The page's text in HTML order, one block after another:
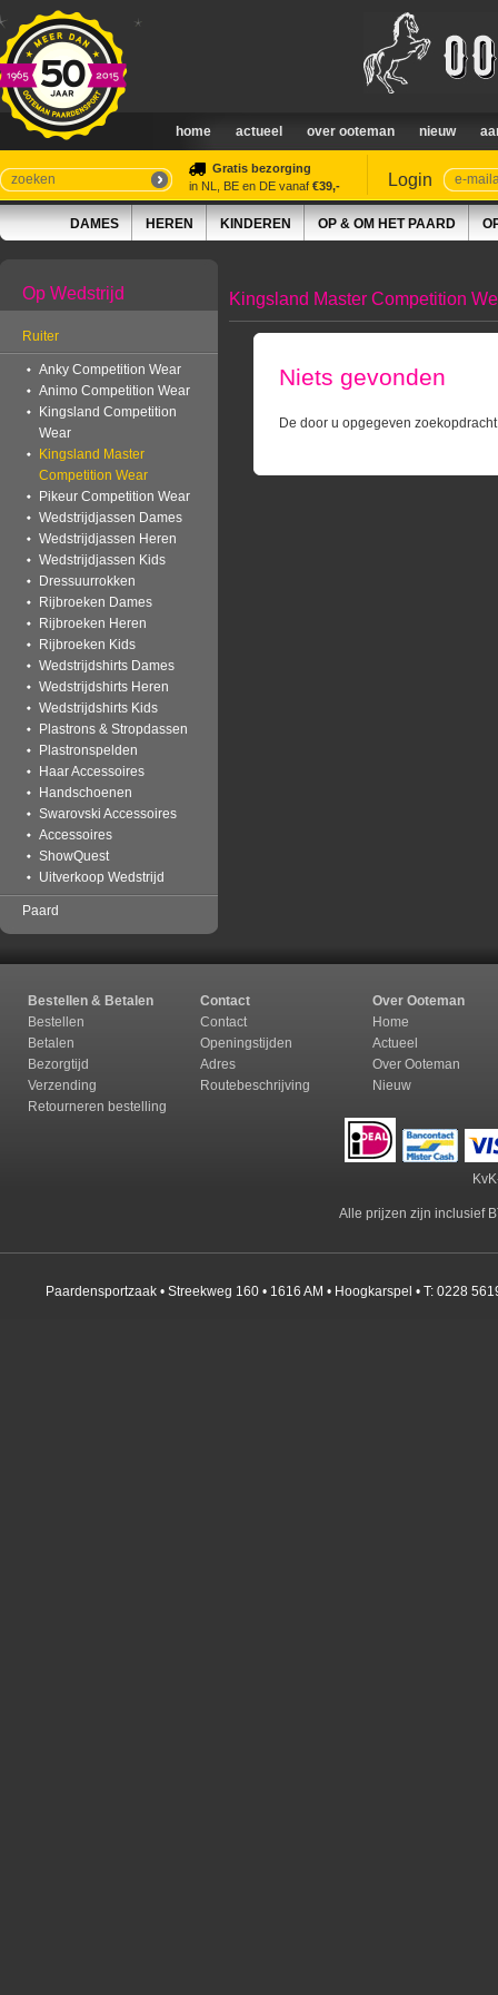
home actueel over ooteman nieuw
Gratis bezorging
in NL, BE en DE vanaf €39,- Login
DAMES HEREN KINDEREN OP & OM HET PAARD
Op Wedstrijd
Ruiter
Anky Competition Wear
Animo Competition Wear
Kingsland Competition
Wear
Kingsland Master
Competition Wear
Pikeur Competition Wear
Wedstrijdjassen Dames
Wedstrijdjassen Heren
Wedstrijdjassen Kids
Dressuurrokken
Rijbroeken Dames
Rijbroeken Heren
Rijbroeken Kids
Wedstrijdshirts Dames
Wedstrijdshirts Heren
Wedstrijdshirts Kids
Plastrons & Stropdassen
Plastronspelden
Haar Accessoires
Handschoenen
Swarovski Accessoires
Accessoires
ShowQuest
Uitverkoop Wedstrijd
Paard
Kingsland Master Competition
Niets gevonden
De door u opgegeven
Bestellen & Betalen Contact
Over Ooteman
Bestellen
Contact
Home
Betalen
Openingstijden
Actueel
Bezorgtijd
Adres
Over Ooteman
Verzending
Routebeschrijving
Nieuw
Retourneren bestelling
Alle prijzen zijn inclusief
Paardensportzaak • Streekweg 160 • 1616 AM • Hoogkarspel • T: 0228